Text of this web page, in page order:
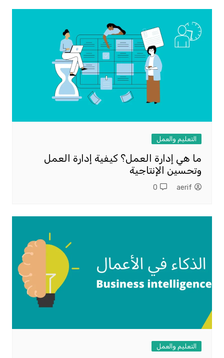
التعليم والعمل
ما هي إدارة العمل؟ كيفية إدارة العمل
وتحسين الإنتاجية
aerif
0
التعليم والعمل